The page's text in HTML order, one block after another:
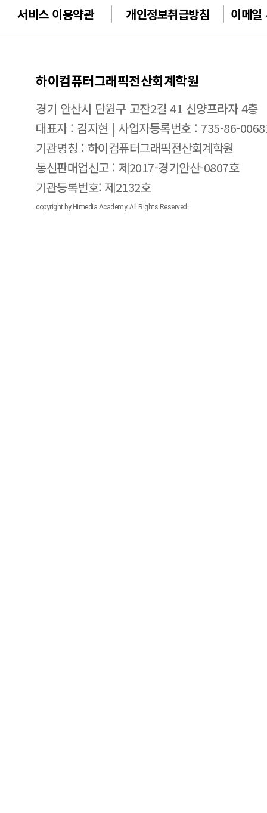
서비스 이용약관 개인정보취급방침 이메일
하이컴퓨터그래픽전산회계학원
경기 안산시 단원구 고잔2길 41 신양프라자 4층
대표자 : 김지현 | 사업자등록번호 : 735-86-
기관명칭 : 하이컴퓨터그래픽전산회계학원
통신판매업신고 : 제2017-경기안산-0807호
기관등록번호: 제2132호
copyright by Himedia Academy. All Rights Reserved.